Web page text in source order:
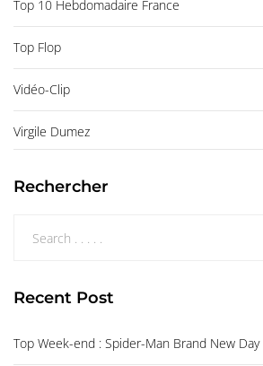
Top 10 Hebdomadaire France
Top Flop
Vidéo-Clip
Virgile Dumez
Rechercher
Recent Post
Top Week-end : Spider-Man Brand New